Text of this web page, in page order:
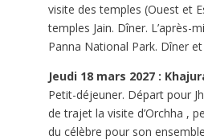
visite des temples (Ouest et
temples Jain. Dîner. L’après-
Panna National Park. Dîner
Jeudi 18 mars 2027 :
Petit-déjeuner. Départ pour
de trajet la visite d’Orchha ,
du célèbre pour son